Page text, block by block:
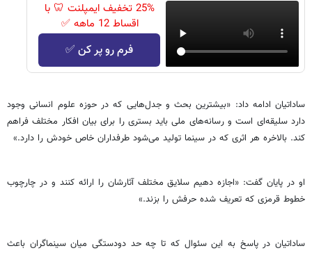
25% تخفیف ایمپلنت 🦷 با
اقساط 12 ماهه ✅
فرم رو پر کن ✅
ساداتیان ادامه داد: «بیشترین بحث و جدل‌هایی که در حوزه علوم انسانی وجود
دارد سلیقه‌ای است و رسانه‌های ملی باید بستری را برای بیان افکار مختلف فراهم
کند. بالاخره هر اثری که در سینما تولید می‌شود طرفداران خاص خودش را دارد.»
او در پایان گفت: «اجازه دهیم سلایق مختلف آثارشان را ارائه کنند و در چارچوب
خطوط قرمزی که تعریف شده حرفش را بزند.»
ساداتیان در پاسخ به این سئوال که تا چه حد دودستگی میان سینماگران باعث